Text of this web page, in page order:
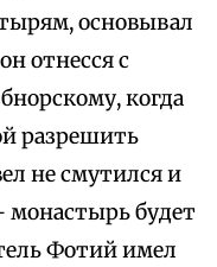
основывал
отнесся с
когда
разрешить
не смутился и
монастырь будет
Фотий имел